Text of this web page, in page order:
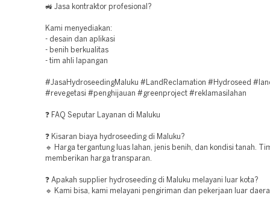
🚜 Jasa kontraktor profesional?
Kami menyediakan:
- desain dan aplikasi
- benih berkualitas
- tim ahli lapangan
#JasaHydroseedingMaluku #LandReclamation #Hydroseed
#revegetasi #penghijauan #greenproject #reklamasilahan
❓ FAQ Seputar Layanan di Maluku
❓ Kisaran biaya hydroseeding di Maluku?
🔹 Harga tergantung luas lahan, jenis benih, dan kondisi tanah.
memberikan harga transparan.
❓ Apakah supplier hydroseeding di Maluku melayani luar kota?
🔹 Kami bisa, kami melayani pengiriman dan pekerjaan luar